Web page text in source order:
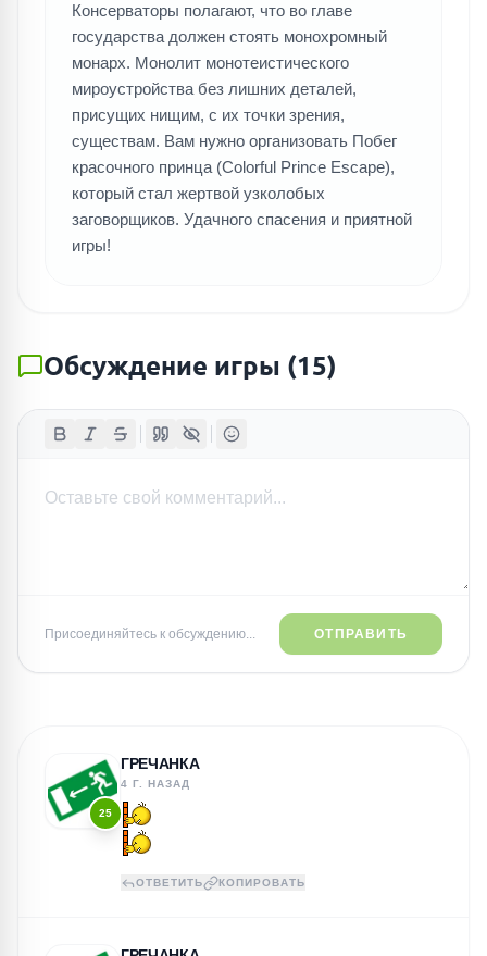
ПОИСК ИГР
Консерваторы полагают, что во главе
государства должен стоять монохромный
монарх. Монолит монотеистического
мироустройства без лишних деталей,
присущих нищим, с их точки зрения,
существам. Вам нужно организовать Побег
красочного принца (Colorful Prince Escape),
который стал жертвой узколобых
заговорщиков. Удачного спасения и приятной
игры!
Обсуждение игры (15)
Присоединяйтесь к обсуждению... ОТПРАВИТЬ
25
ГРЕЧАНКА
4 Г. НАЗАД
ОТВЕТИТЬ КОПИРОВАТЬ